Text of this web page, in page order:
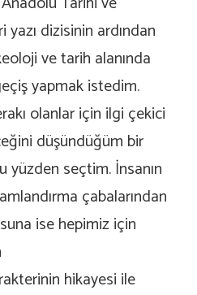
dizisinin ardından
ve tarih alanında
yapmak istedim.
olanlar için ilgi çekici
düşündüğüm bir
seçtim. İnsanın
çabalarından
ise hepimiz için
hikayesi ile